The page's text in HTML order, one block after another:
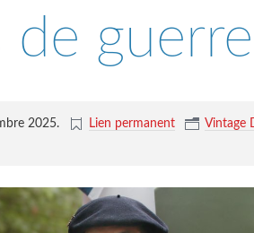
de guerre
2025. Lien permanent
Vintage